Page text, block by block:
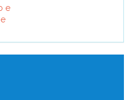
e